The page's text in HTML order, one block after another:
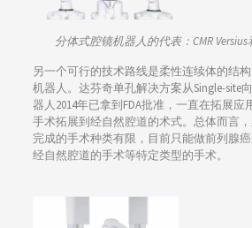
分体式腔镜机器人的代表：CMR Versius
另一个可行的技术路线是柔性连续体的结
机器人。达芬奇单孔解决方案从Single-site
器人2014年已拿到FDA批准，一直在拓展
手术拓展到经自然腔道的术式。总体而言
完成的手术种类有限，目前只能做前列腺
经自然腔道的手术等特定类型的手术。